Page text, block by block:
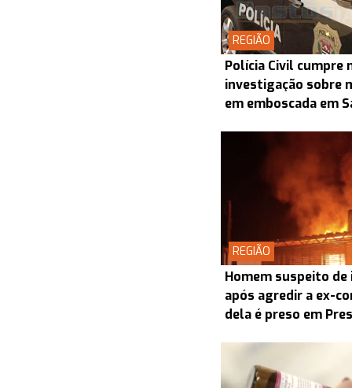
REGIÃO
Polícia Civil cumpre
investigação sobre
em emboscada em
REGIÃO
Homem suspeito de
após agredir a ex-
dela é preso em